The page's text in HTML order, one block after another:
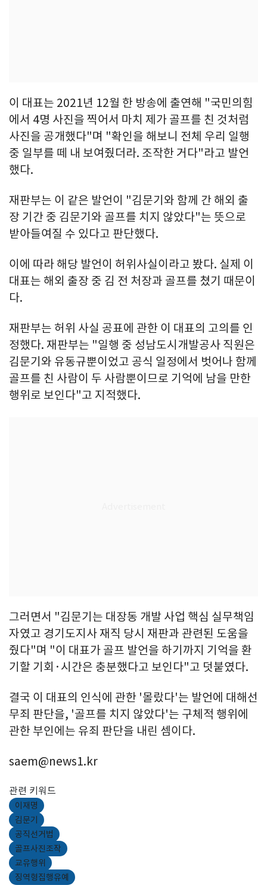
이 대표는 2021년 12월 한 방송에 출연해 "국민의힘
에서 4명 사진을 찍어서 마치 제가 골프를 친 것처럼
사진을 공개했다"며 "확인을 해보니 전체 우리 일행
중 일부를 떼 내 보여줬더라. 조작한 거다"라고 발언
했다.
재판부는 이 같은 발언이 "김문기와 함께 간 해외 출
장 기간 중 김문기와 골프를 치지 않았다"는 뜻으로
받아들여질 수 있다고 판단했다.
이에 따라 해당 발언이 허위사실이라고 봤다. 실제 이
대표는 해외 출장 중 김 전 처장과 골프를 쳤기 때문이
다.
재판부는 허위 사실 공표에 관한 이 대표의 고의를 인
정했다. 재판부는 "일행 중 성남도시개발공사 직원은
김문기와 유동규뿐이었고 공식 일정에서 벗어나 함께
골프를 친 사람이 두 사람뿐이므로 기억에 남을 만한
행위로 보인다"고 지적했다.
그러면서 "김문기는 대장동 개발 사업 핵심 실무책임
자였고 경기도지사 재직 당시 재판과 관련된 도움을
줬다"며 "이 대표가 골프 발언을 하기까지 기억을 환
기할 기회·시간은 충분했다고 보인다"고 덧붙였다.
결국 이 대표의 인식에 관한 '몰랐다'는 발언에 대해선
무죄 판단을, '골프를 치지 않았다'는 구체적 행위에
관한 부인에는 유죄 판단을 내린 셈이다.
saem@news1.kr
관련 키워드
이재명
김문기
공직선거법
골프사진조작
교유행위
징역형집행유예